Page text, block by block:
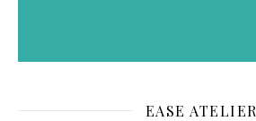
EASE ATELIER